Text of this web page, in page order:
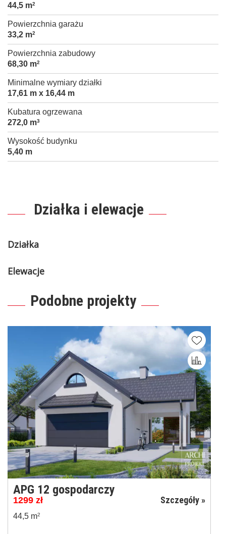
44,5 m2
Powierzchnia garażu
33,2 m2
Powierzchnia zabudowy
68,30 m2
Minimalne wymiary działki
17,61 m x 16,44 m
Kubatura ogrzewana
272,0 m3
Wysokość budynku
5,40 m
Działka i elewacje
Działka
Elewacje
Podobne projekty
APG 12 gospodarczy
1299 zł Szczegóły »
44,5 m2